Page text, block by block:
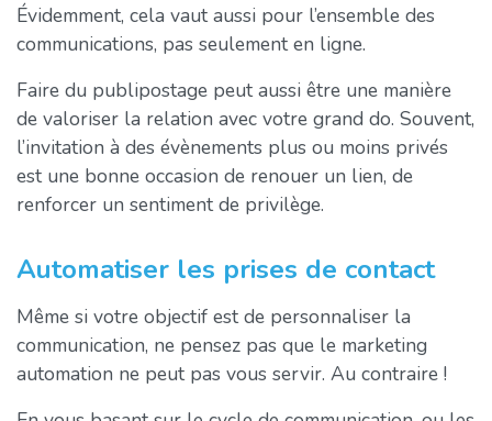
Évidemment, cela vaut aussi pour l’ensemble des
communications, pas seulement en ligne.
Faire du publipostage peut aussi être une manière
de valoriser la relation avec votre grand do. Souvent,
l’invitation à des évènements plus ou moins privés
est une bonne occasion de renouer un lien, de
renforcer un sentiment de privilège.
Automatiser les prises de contact
Même si votre objectif est de personnaliser la
communication, ne pensez pas que le marketing
automation ne peut pas vous servir. Au contraire !